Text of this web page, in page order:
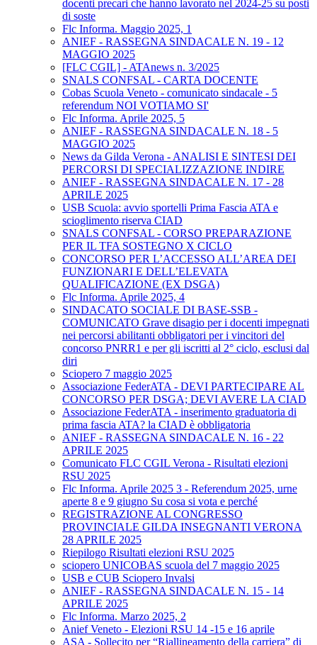
docenti precari che hanno lavorato nel 2024-25 su posti
di soste
Flc Informa. Maggio 2025, 1
ANIEF - RASSEGNA SINDACALE N. 19 - 12
MAGGIO 2025
[FLC CGIL] - ATAnews n. 3/2025
SNALS CONFSAL - CARTA DOCENTE
Cobas Scuola Veneto - comunicato sindacale - 5
referendum NOI VOTIAMO SI'
Flc Informa. Aprile 2025, 5
ANIEF - RASSEGNA SINDACALE N. 18 - 5
MAGGIO 2025
News da Gilda Verona - ANALISI E SINTESI DEI
PERCORSI DI SPECIALIZZAZIONE INDIRE
ANIEF - RASSEGNA SINDACALE N. 17 - 28
APRILE 2025
USB Scuola: avvio sportelli Prima Fascia ATA e
scioglimento riserva CIAD
SNALS CONFSAL - CORSO PREPARAZIONE
PER IL TFA SOSTEGNO X CICLO
CONCORSO PER L’ACCESSO ALL’AREA DEI
FUNZIONARI E DELL’ELEVATA
QUALIFICAZIONE (EX DSGA)
Flc Informa. Aprile 2025, 4
SINDACATO SOCIALE DI BASE-SSB -
COMUNICATO Grave disagio per i docenti impegnati
nei percorsi abilitanti obbligatori per i vincitori del
concorso PNRR1 e per gli iscritti al 2° ciclo, esclusi dal
diri
Sciopero 7 maggio 2025
Associazione FederATA - DEVI PARTECIPARE AL
CONCORSO PER DSGA; DEVI AVERE LA CIAD
Associazione FederATA - inserimento graduatoria di
prima fascia ATA? la CIAD è obbligatoria
ANIEF - RASSEGNA SINDACALE N. 16 - 22
APRILE 2025
Comunicato FLC CGIL Verona - Risultati elezioni
RSU 2025
Flc Informa. Aprile 2025 3 - Referendum 2025, urne
aperte 8 e 9 giugno Su cosa si vota e perché
REGISTRAZIONE AL CONGRESSO
PROVINCIALE GILDA INSEGNANTI VERONA
28 APRILE 2025
Riepilogo Risultati elezioni RSU 2025
sciopero UNICOBAS scuola del 7 maggio 2025
USB e CUB Sciopero Invalsi
ANIEF - RASSEGNA SINDACALE N. 15 - 14
APRILE 2025
Flc Informa. Marzo 2025, 2
Anief Veneto - Elezioni RSU 14 -15 e 16 aprile
ASA - Sollecito per “Riallineamento della carriera” di